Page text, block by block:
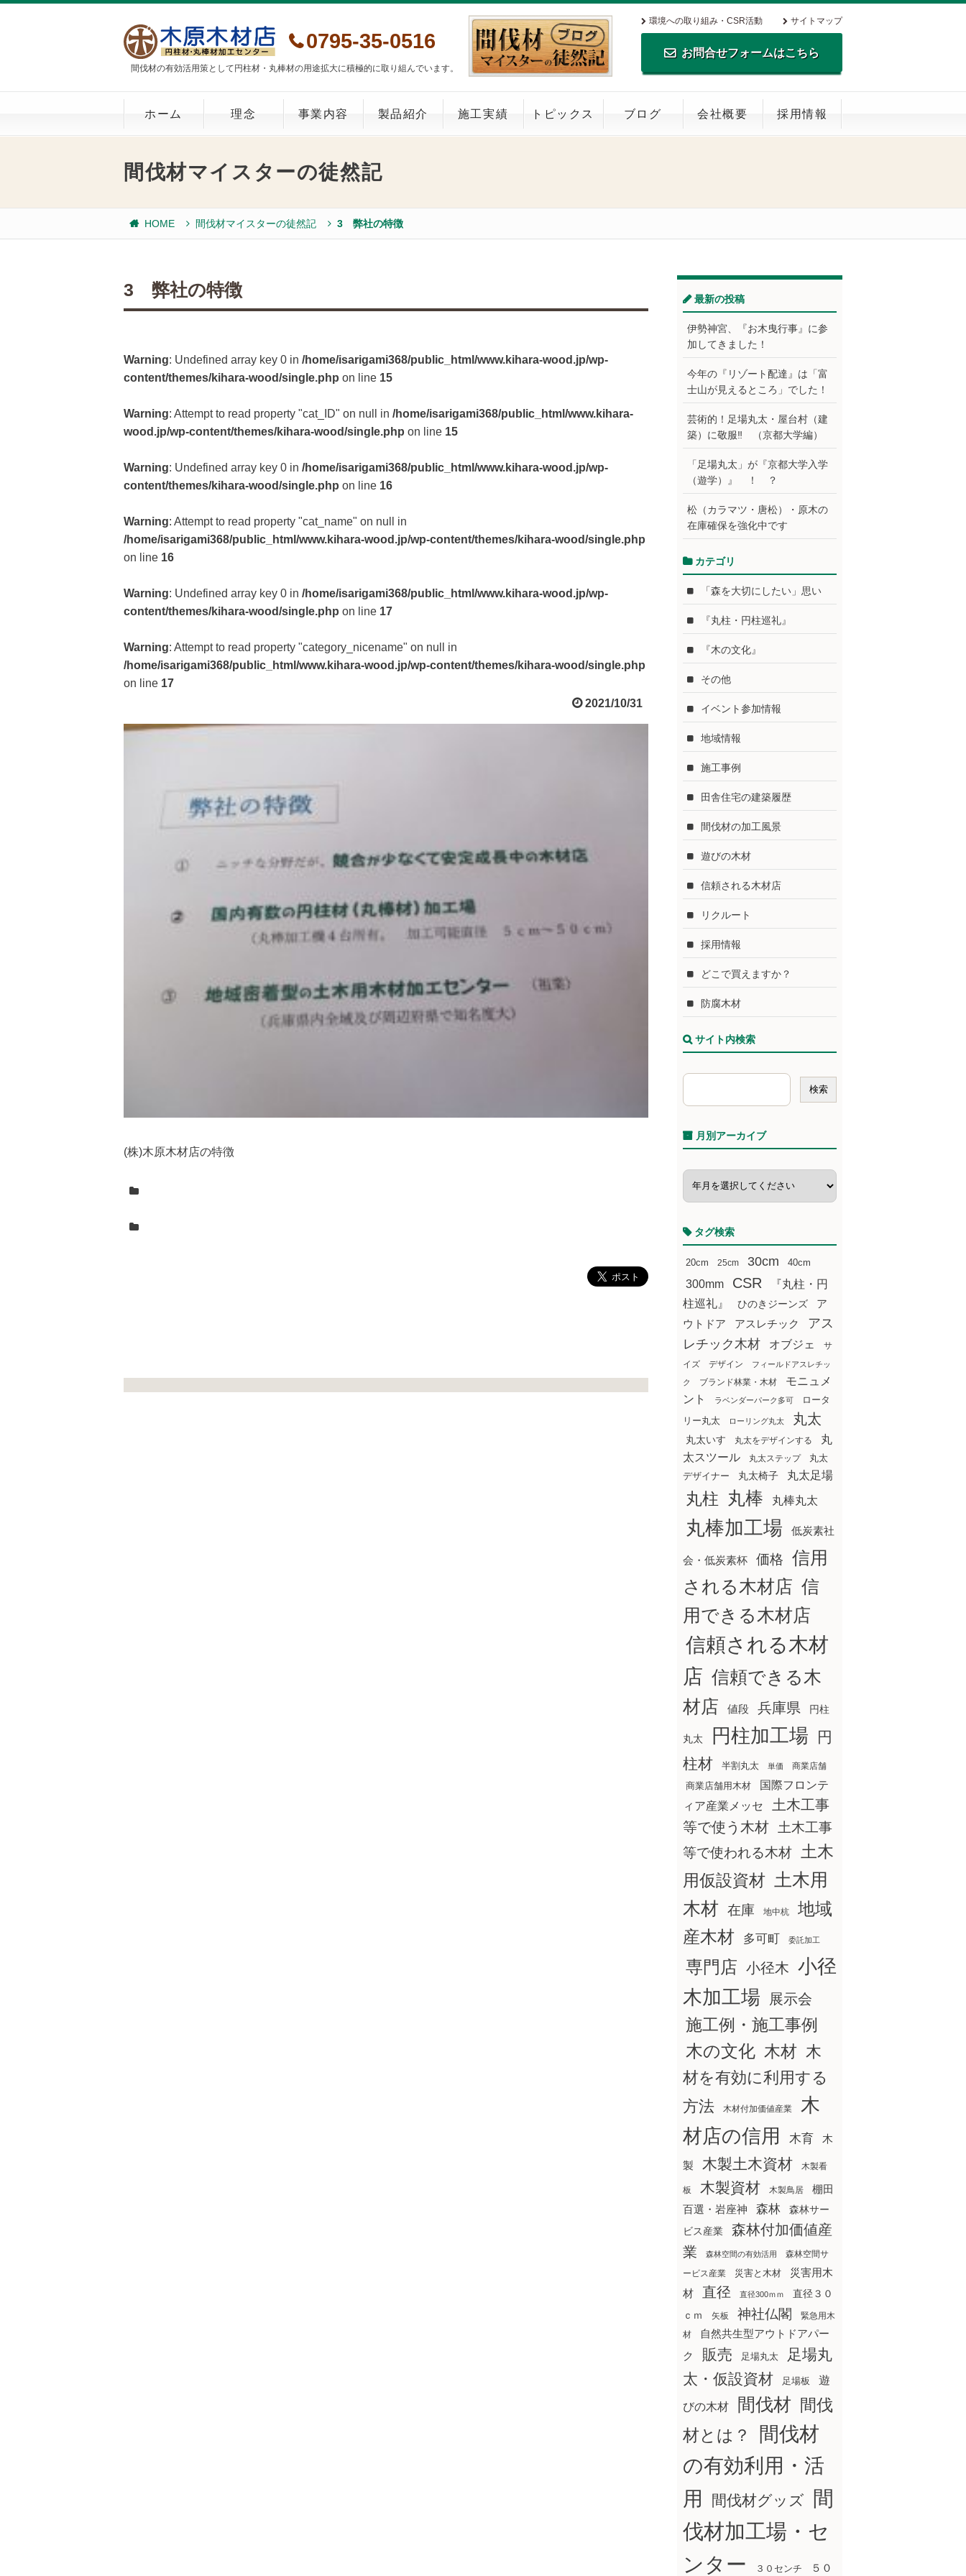
間伐材の有効活用策として円柱材・丸棒材の用途拡大に積極的に取り組んでいます。
0795-35-0516
環境への取り組み・CSR活動 サイトマップ
お問合せフォームはこちら
TEL.0795-35-0516 FAX.0795-35-
0269
ホーム 理念 事業内容 製品紹介 施工実績 トピックス ブログ 会社概要 採用情報
間伐材マイスターの徒然記
HOME 間伐材マイスターの徒然記 3 弊社の特徴
3 弊社の特徴
Warning: Undefined array key 0 in /home/isarigami368/public_html/www.kihara-wood.jp/wp-
content/themes/kihara-wood/single.php on line 15
Warning: Attempt to read property "cat_ID" on null in /home/isarigami368/public_html/www.kihara-
wood.jp/wp-content/themes/kihara-wood/single.php on line 15
Warning: Undefined array key 0 in /home/isarigami368/public_html/www.kihara-wood.jp/wp-
content/themes/kihara-wood/single.php on line 16
Warning: Attempt to read property "cat_name" on null in
/home/isarigami368/public_html/www.kihara-wood.jp/wp-content/themes/kihara-wood/single.php
on line 16
Warning: Undefined array key 0 in /home/isarigami368/public_html/www.kihara-wood.jp/wp-
content/themes/kihara-wood/single.php on line 17
Warning: Attempt to read property "category_nicename" on null in
/home/isarigami368/public_html/www.kihara-wood.jp/wp-content/themes/kihara-wood/single.php
on line 17
2021/10/31
(株)木原木材店の特徴
最新の投稿
伊勢神宮、『お木曳行事』に参
加してきました！
今年の『リゾート配達』は「富
士山が見えるところ」でした！
芸術的！足場丸太・屋台村（建
築）に敬服‼ （京都大学編）
「足場丸太」が『京都大学入学
（遊学）』 ！ ？
松（カラマツ・唐松）・原木の
在庫確保を強化中です
カテゴリ
「森を大切にしたい」思い
『丸柱・円柱巡礼』
『木の文化』
その他
イベント参加情報
地域情報
施工事例
田舎住宅の建築履歴
間伐材の加工風景
遊びの木材
信頼される木材店
リクルート
採用情報
どこで買えますか？
防腐木材
サイト内検索
月別アーカイブ
タグ検索
20cm 25cm 30cm 40cm
300mm CSR
『丸柱・円
柱巡礼』
ひのきジーンズ
ア
ウトドア
アスレチック
アス
レチック木材
オブジェ
サ
イズ
デザイン フィールドアスレチッ
ク ブランド林業・木材
モニュメ
ント
ラベンダーパーク多可
ロータ
リー丸太
ローリング丸太 丸太
丸太いす 丸太をデザインする
丸
太スツール
丸太ステップ
丸太
デザイナー
丸太椅子 丸太足場
丸柱 丸棒 丸棒丸太
丸棒加工場 低炭素社
会・低炭素杯 価格
信用
される木材店 信
用できる木材店
信頼される木材
店 信頼できる木
材店
値段 兵庫県 円柱
丸太 円柱加工場
円
柱材
半割丸太 単価 商業店舗
商業店舗用木材
国際フロンテ
ィア産業メッセ
土木工事
等で使う木材
土木工事
等で使われる木材
土木
用仮設資材 土木用
木材 在庫 地中杭
地域
産木材
多可町 委託加工
専門店 小径木 小径
木加工場
展示会
施工例・施工事例
木の文化 木材 木
材を有効に利用する
方法
木材付加価値産業
木
材店の信用
木育 木
製 木製土木資材 木製看
板 木製資材 木製鳥居
棚田
百選・岩座神
森林
森林サー
ビス産業
森林付加価値産
業
森林空間の有効活用
森林空間サ
ービス産業
災害と木材
災害用木
材
直径 直径300ｍｍ
直径３０
ｃｍ
矢板 神社仏閣
緊急用木
材
自然共生型アウトドアパー
ク
販売 足場丸太
足場丸
太・仮設資材
足場板 遊
びの木材 間伐材 間伐
材とは？
間伐材
の有効利用・活
用
間伐材グッズ
間
伐材加工場・セ
ンター
３０センチ ５０